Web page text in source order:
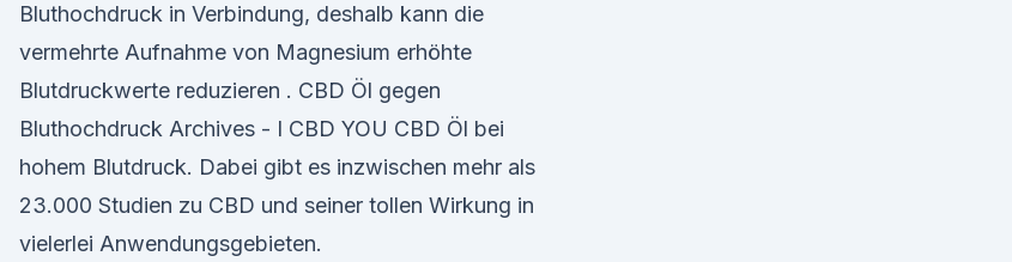
Bluthochdruck in Verbindung, deshalb kann die
vermehrte Aufnahme von Magnesium erhöhte
Blutdruckwerte reduzieren . CBD Öl gegen
Bluthochdruck Archives - I CBD YOU CBD Öl bei
hohem Blutdruck. Dabei gibt es inzwischen mehr als
23.000 Studien zu CBD und seiner tollen Wirkung in
vielerlei Anwendungsgebieten.